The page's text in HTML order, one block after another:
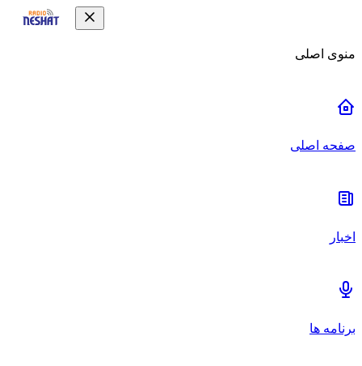
منوی اصلی
صفحه اصلی
اخبار
برنامه ها